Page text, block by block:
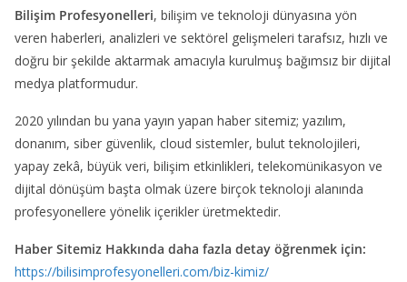
Bilişim Profesyonelleri, bilişim ve teknoloji dünyasına yön
veren haberleri, analizleri ve sektörel gelişmeleri tarafsız, hızlı ve
doğru bir şekilde aktarmak amacıyla kurulmuş bağımsız bir dijital
medya platformudur.
2020 yılından bu yana yayın yapan haber sitemiz; yazılım,
donanım, siber güvenlik, cloud sistemler, bulut teknolojileri,
yapay zekâ, büyük veri, bilişim etkinlikleri, telekomünikasyon ve
dijital dönüşüm başta olmak üzere birçok teknoloji alanında
profesyonellere yönelik içerikler üretmektedir.
Haber Sitemiz Hakkında daha fazla detay öğrenmek için:
https://bilisimprofesyonelleri.com/biz-kimiz/